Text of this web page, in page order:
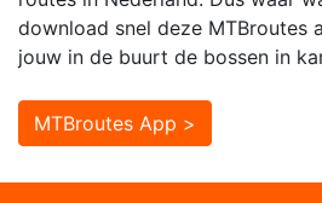
download snel deze MTBroutes
jouw in de buurt de bossen in
MTBroutes App >